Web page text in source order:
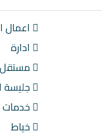
اعمال
ادارة
مستقل
جليسة
خدمات
خياط